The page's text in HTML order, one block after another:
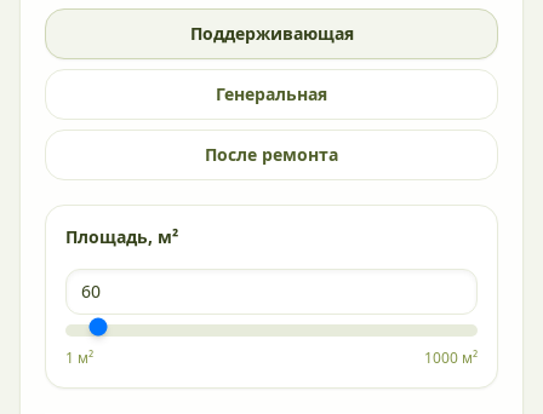
Поддерживающая
Генеральная
После ремонта
Площадь, м²
1 м² 1000 м²